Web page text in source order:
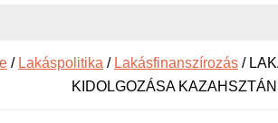
/ Lakáspolitika / Lakásfinanszírozás /
KIDOLGOZÁSA